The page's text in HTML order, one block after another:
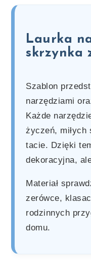
Laurka
skrzynka
Szablon
narzędziami
Każde
życzeń, miłych
tacie. Dzięki
dekoracyjna,
Materiał
zerówce,
rodzinnych
domu.